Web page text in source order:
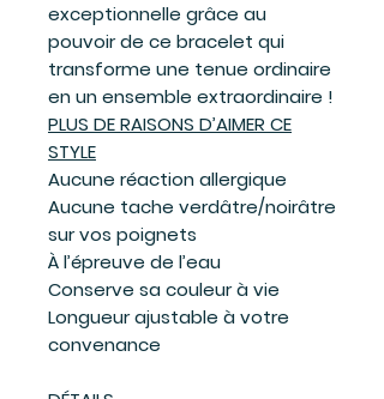
exceptionnelle grâce au
pouvoir de ce bracelet qui
transforme une tenue ordinaire
en un ensemble extraordinaire !
PLUS DE RAISONS D’AIMER CE
STYLE
Aucune réaction allergique
Aucune tache verdâtre/noirâtre
sur vos poignets
À l’épreuve de l’eau
Conserve sa couleur à vie
Longueur ajustable à votre
convenance